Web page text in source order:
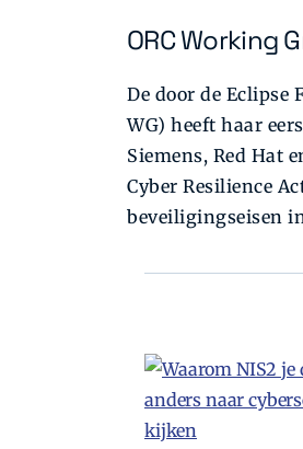
ORC Working
De door de Eclipse
WG) heeft haar
Siemens, Red Hat
Cyber Resilience
beveiligingseisen